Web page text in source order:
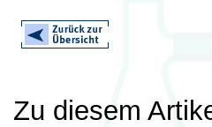
Zu diesem